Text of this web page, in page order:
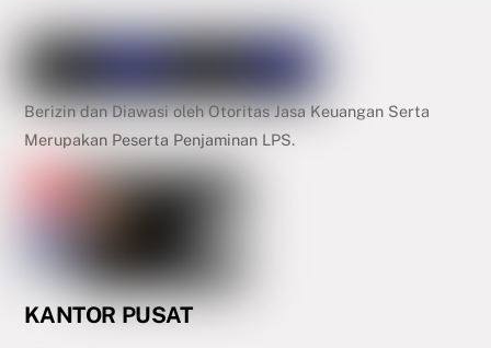
Berizin dan Diawasi oleh Otoritas Jasa Keuangan Serta
Merupakan Peserta Penjaminan LPS.
KANTOR PUSAT